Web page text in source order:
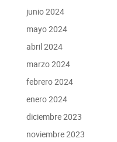
junio 2024
mayo 2024
abril 2024
marzo 2024
febrero 2024
enero 2024
diciembre 2023
noviembre 2023